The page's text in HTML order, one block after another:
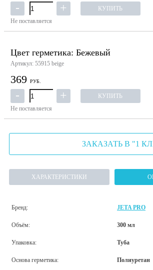
КУПИТЬ
Не поставляется
Цвет герметика: Бежевый
Артикул: 55915 beige
369 РУБ.
КУПИТЬ
Не поставляется
ЗАКАЗАТЬ В "1
ХАРАКТЕРИСТИКИ
Бренд: JETA PRO
Объём: 300 мл
Упаковка: Туба
Основа герметика: Полиуретан